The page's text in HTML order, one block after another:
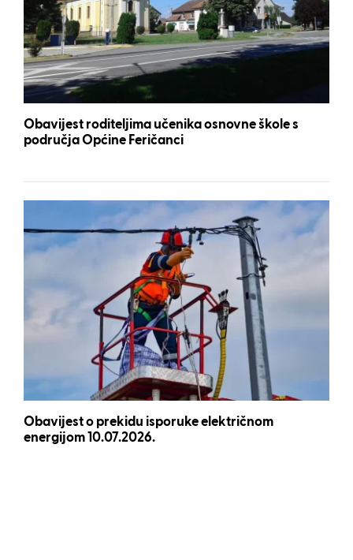
Obavijest roditeljima učenika osnovne škole s
područja Općine Feričanci
Obavijest o prekidu isporuke električnom
energijom 10.07.2026.